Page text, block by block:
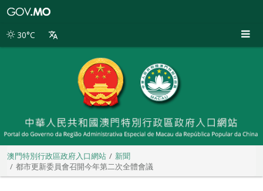
別
30°C
澳門特別行政區政府入口網站
新聞
都市更新委員會召開今年第二次全體會議